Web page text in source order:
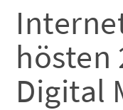
hösten
Digital